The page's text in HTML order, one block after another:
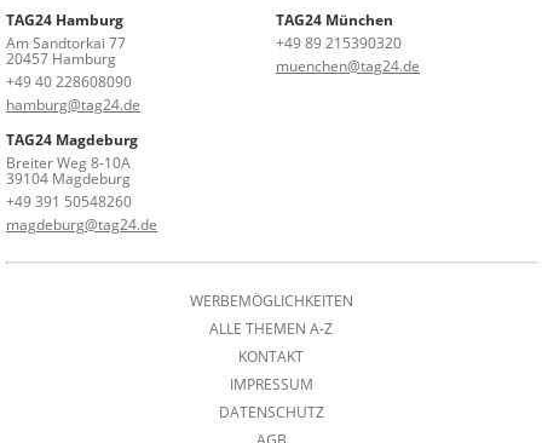
TAG24 Hamburg
Am Sandtorkai 77
20457 Hamburg
+49 40 228608090
hamburg@tag24.de
TAG24 München
+49 89 215390320
muenchen@tag24.de
TAG24 Magdeburg
Breiter Weg 8-10A
39104 Magdeburg
+49 391 50548260
magdeburg@tag24.de
WERBEMÖGLICHKEITEN
ALLE THEMEN A-Z
KONTAKT
IMPRESSUM
DATENSCHUTZ